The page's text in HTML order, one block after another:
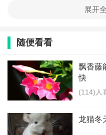
来一去9到10小时是至少。
要注意的是，樱花谷周围
油再进樱花谷。
最新文章
展开
随便看看
飘香藤
快
(114)人
龙猫冬